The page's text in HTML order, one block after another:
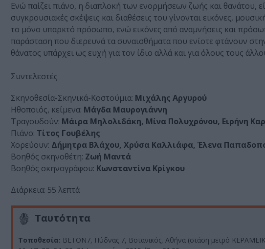
Ενώ παίζει πιάνο, η διαπλοκή των ενορμήσεων ζωής και θανάτου,
συγκρουσιακές σκέψεις και διαθέσεις του γίνονται εικόνες,
το μόνο υπαρκτό πρόσωπο, ενώ εικόνες από αναμνήσεις και
παράσταση που διερευνά τα συναισθήματα που ενίοτε φτάνουν
θάνατος υπάρχει ως ευχή για τον ίδιο αλλά και για όλους τους
Συντελεστές
Σκηνοθεσία-Σκηνικά-Κοστούμια: Μιχάλης Αργυρού
Hθοποιός, κείμενα: Μάγδα Μαυρογιάννη
Tραγουδούν: Μάιρα Μηλολιδάκη, Μίνα Πολυχρόνου, Ειρήνη
Πιάνο: Τίτος Γουβέλης
Χορεύουν: Δήμητρα Βλάχου, Χρύσα Καλλιάφα, Έλενα
Βοηθός σκηνοθέτη: Ζωή Μαντά
Βοηθός σκηνογράφου: Κωνσταντίνα Κρίγκου
Διάρκεια: 55 λεπτά
Ταυτότητα
Τοποθεσία: BETON7, Πύδνας 7, Βοτανικός, Αθήνα (στάση μετρό